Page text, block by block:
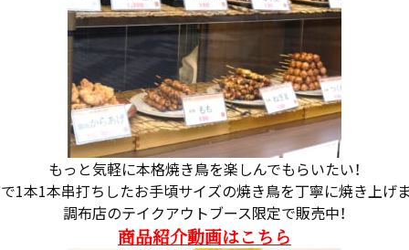
もっと気軽に本格焼き鳥を楽しんでもらいたい！
1本1本串打ちしたお手頃サイズの焼き鳥を丁寧に焼き上げ
調布店のテイクアウトブース限定で販売中！
商品紹介動画はこちら